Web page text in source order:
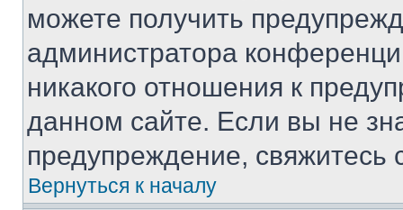
можете получить
администратора
никакого отношения к
данном сайте. Если вы не
предупреждение,
Вернуться к началу